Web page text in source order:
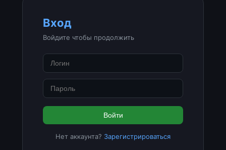
Вход
Войдите чтобы продолжить
Войти
Нет аккаунта? Зарегистрироваться